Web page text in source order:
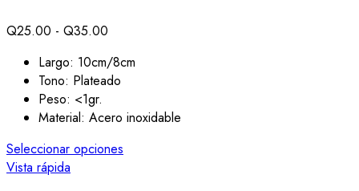
Q25.00 - Q35.00
precios:
desde
hasta
Largo: 10cm/8cm
Tono: Plateado
Peso: <1gr.
Material: Acero inoxidable
Seleccionar opciones
Vista rápida